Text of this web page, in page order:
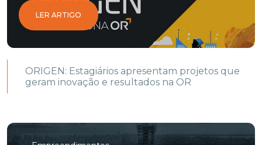
LER ARTIGO
ORIGEN: Estagiários apresentam projetos que
geram inovação e resultados na OR